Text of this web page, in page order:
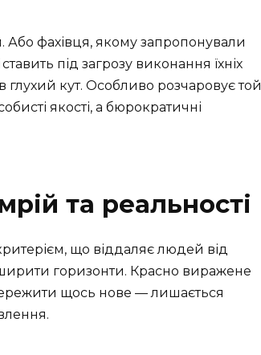
Або фахівця, якому запропонували
під загрозу виконання їхніх
глухий кут. Особливо розчаровує той
якості, а бюрократичні
та реальності
що віддаляє людей від
горизонти. Красно виражене
щось нове — лишається